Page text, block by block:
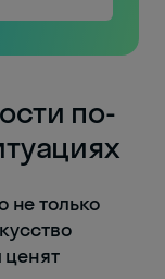
по-
только
ценят